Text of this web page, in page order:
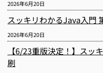
2026年6月20日
スッキリわかるJava入門
2026年6月20日
【6/23重版決定！】スッ
刷